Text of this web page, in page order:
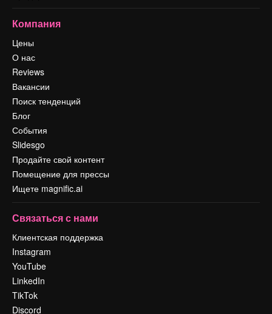
Компания
Цены
О нас
Reviews
Вакансии
Поиск тенденций
Блог
События
Slidesgo
Продайте свой контент
Помещение для прессы
Ищете magnific.ai
Связаться с нами
Клиентская поддержка
Instagram
YouTube
LinkedIn
TikTok
Discord